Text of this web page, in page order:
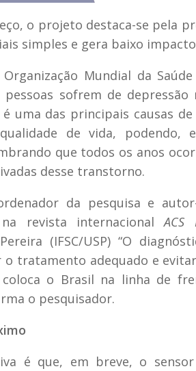
o projeto destaca-se pela
simples e gera baixo
Organização Mundial da
pessoas sofrem de
uma das principais causas
de vida, podendo,
que todos os anos
desse transtorno.
da pesquisa e
na revista internacionalACS
Pereira (IFSC/USP) “O
o tratamento adequado e
o Brasil na linha de
o pesquisador.
é que, em breve, o